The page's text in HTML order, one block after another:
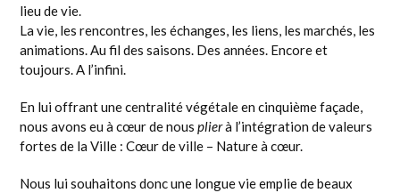
lieu de vie.
La vie, les rencontres, les échanges, les liens, les marchés, les
animations. Au fil des saisons. Des années. Encore et
toujours. A l’infini.
En lui offrant une centralité végétale en cinquième façade,
nous avons eu à cœur de nousplierà l’intégration de valeurs
fortes de la Ville : Cœur de ville – Nature à cœur.
Nous lui souhaitons donc une longue vie emplie de beaux